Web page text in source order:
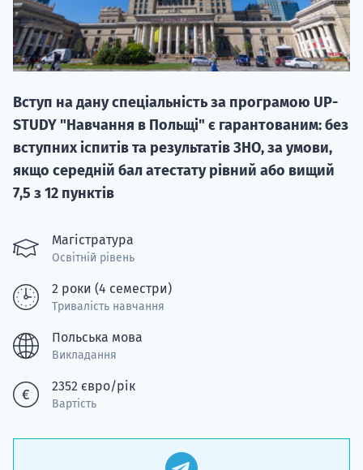
Вступ на дану спеціальність за програмою UP-
STUDY "Навчання в Польщі" є гарантованим: без
вступних іспитів та результатів ЗНО, за умови,
якщо середній бал атестату рівний або вищий
7,5 з 12 пунктів
Магістратура
Освітній рівень
2 роки (4 семестри)
Тривалість навчання
Польська мова
Викладання
2352 євро/рік
Вартість
НАБІР
вступ на